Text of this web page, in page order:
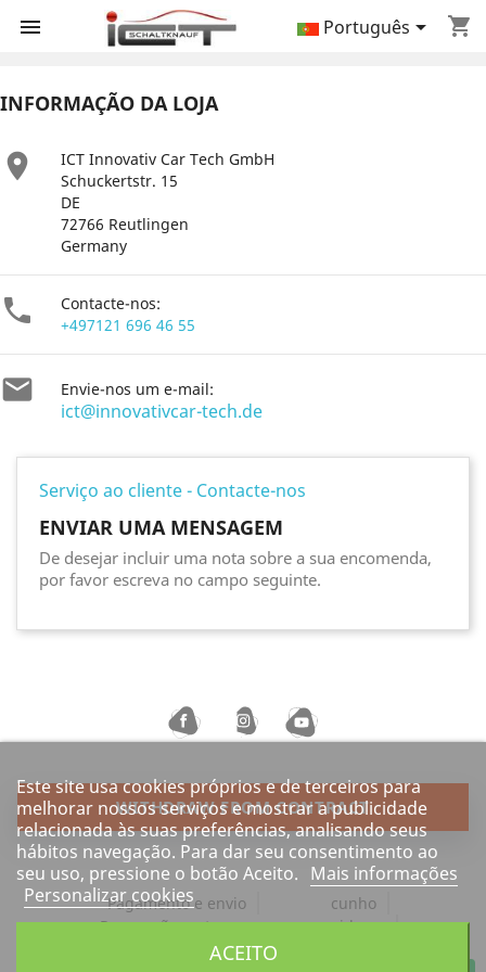
 shopping_cart
Português
INFORMAÇÃO DA LOJA

ICT Innovativ Car Tech GmbH
Schuckertstr. 15
DE
72766 Reutlingen
Germany

Contacte-nos:
+497121 696 46 55
 Envie-nos um e-mail:
ict@innovativcar-tech.de
Serviço ao cliente - Contacte-nos
ENVIAR UMA MENSAGEM
De desejar incluir uma nota sobre a sua encomenda,
por favor escreva no campo seguinte.
Este site usa cookies próprios e de terceiros para
melhorar nossos serviços e mostrar a publicidade
relacionada às suas preferências, analisando seus
hábitos navegação. Para dar seu consentimento ao
seu uso, pressione o botão Aceito. Mais informações
Personalizar cookies
ACEITO
WITHDRAW FROM CONTRACT
Pagamento e envio
cunho
Revogação certa para os consumidores
Aviso Legal